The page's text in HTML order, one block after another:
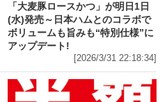
「大麦豚ロースかつ」が明日1日
(水)発売～日本ハムとのコラボで
ボリュームも旨みも“特別仕様”に
アップデート!
[2026/3/31 22:18:34]